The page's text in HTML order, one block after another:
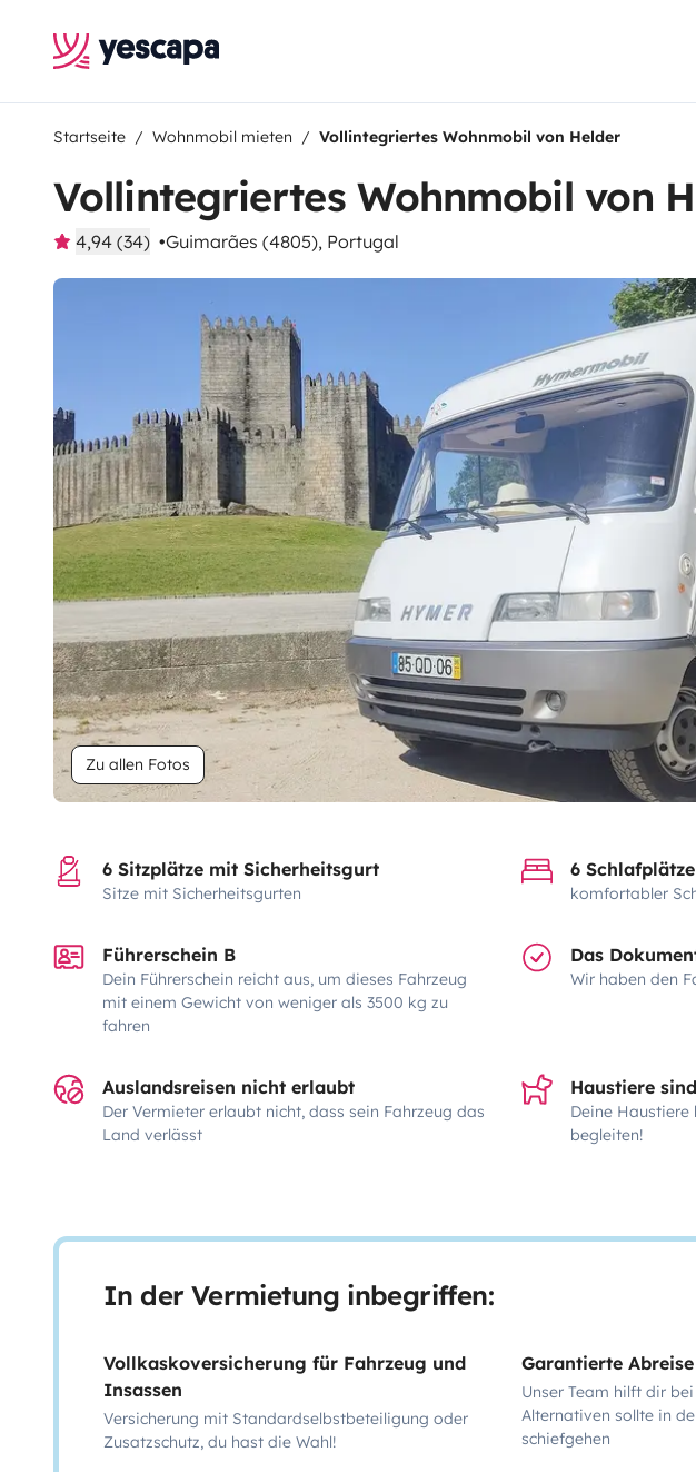
Startseite Wohnmobil mieten Vollintegriertes Wohnmobil von Helder
Vollintegriertes Wohnmobil von
4,94 (34) Guimarães (4805), Portugal
Zu allen Fotos
6 Sitzplätze mit Sicherheitsgurt
Sitze mit Sicherheitsgurten
6 Schlafplätze
komfortabler
Führerschein B
Dein Führerschein reicht aus, um dieses Fahrzeug
mit einem Gewicht von weniger als 3500 kg zu
fahren
Das
Wir haben den
Auslandsreisen nicht erlaubt
Der Vermieter erlaubt nicht, dass sein Fahrzeug das
Land verlässt
Haustiere
Deine Haustiere
begleiten!
In der Vermietung inbegriffen:
Vollkaskoversicherung für Fahrzeug und
Insassen
Versicherung mit Standardselbstbeteiligung oder
Zusatzschutz, du hast die Wahl!
Garantierte Abreise
Unser Team hilft dir
Alternativen sollte in
schiefgehen